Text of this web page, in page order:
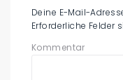
Deine E-Mail-
Erforderliche Felder
Kommentar